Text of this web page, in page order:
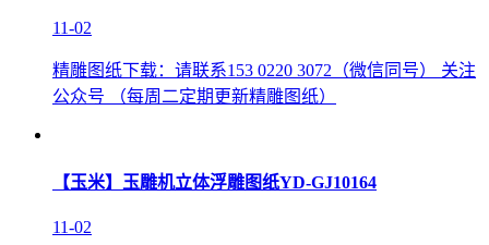
11-02
精雕图纸下载：请联系153 0220 3072（微信同号） 关注
公众号 （每周二定期更新精雕图纸）
【玉米】玉雕机立体浮雕图纸YD-GJ10164
11-02